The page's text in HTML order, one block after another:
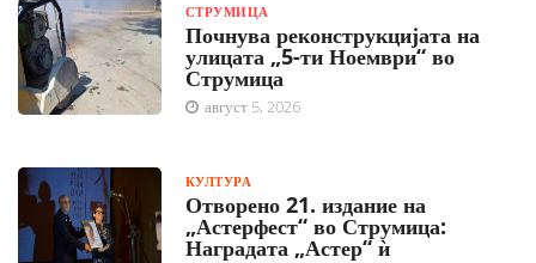
СТРУМИЦА
Почнува реконструкцијата на
улицата „5-ти Ноември“ во
Струмица
август 5, 2026
КУЛТУРА
Отворено 21. издание на
„Астерфест“ во Струмица:
Наградата „Астер“ ѝ